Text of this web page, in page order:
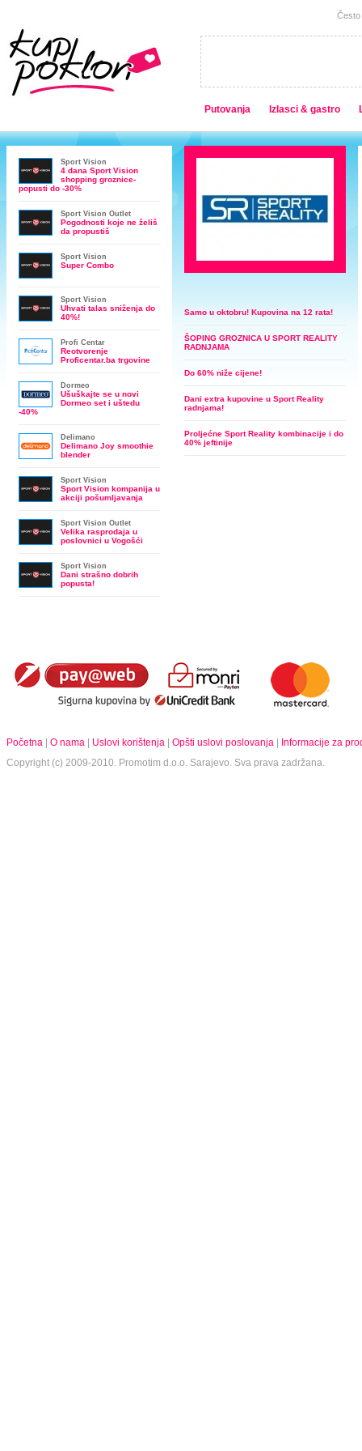
Često
Putovanja Izlasci & gastro
Sport Vision
4 dana Sport Vision
shopping groznice-
popusti do -30%
Sport Vision Outlet
Pogodnosti koje ne želiš
da propustiš
Sport Vision
Super Combo
Sport Vision
Uhvati talas sniženja do
40%!
Profi Centar
Reotvorenje
Proficentar.ba trgovine
Dormeo
Ušuškajte se u novi
Dormeo set i uštedu
-40%
Delimano
Delimano Joy smoothie
blender
Sport Vision
Sport Vision kompanija u
akciji pošumljavanja
Sport Vision Outlet
Velika rasprodaja u
poslovnici u Vogošći
Sport Vision
Dani strašno dobrih
popusta!
Samo u oktobru! Kupovina na 12 rata!
ŠOPING GROZNICA U SPORT REALITY
RADNJAMA
Do 60% niže cijene!
Dani extra kupovine u Sport Reality
radnjama!
Proljećne Sport Reality kombinacije i do
40% jeftinije
Početna O nama Uslovi korištenja Opšti uslovi poslovanja
Informacije za
Copyright (c) 2009-2010. Promotim d.o.o. Sarajevo. Sva prava zadržana.